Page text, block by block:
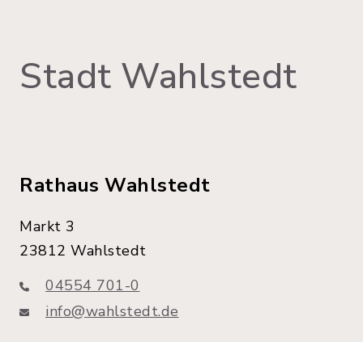
Stadt Wahlstedt
Rathaus Wahlstedt
Markt 3
23812 Wahlstedt
04554 701-0
info@wahlstedt.de